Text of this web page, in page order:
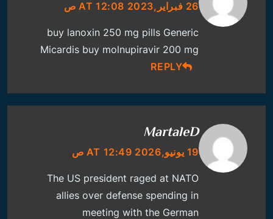
26 فبراير,2023 AT 12:08 ص
buy lanoxin 250 mg pills Generic
Micardis buy molnupiravir 200 mg
REPLY
MartaleD
19 يونيو,2026 AT 12:49 ص
The US president raged at NATO
allies over defense spending in
meeting with the German